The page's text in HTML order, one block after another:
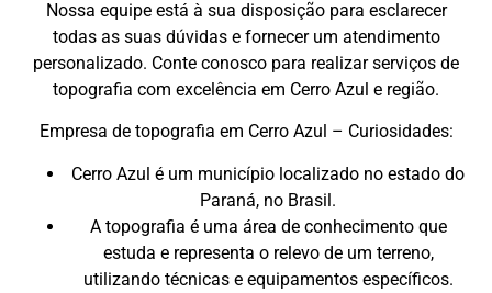
Nossa equipe está à sua disposição para esclarecer
todas as suas dúvidas e fornecer um atendimento
personalizado. Conte conosco para realizar serviços de
topografia com excelência em Cerro Azul e região.
Empresa de topografia em Cerro Azul – Curiosidades:
Cerro Azul é um município localizado no estado do
Paraná, no Brasil.
A topografia é uma área de conhecimento que
estuda e representa o relevo de um terreno,
utilizando técnicas e equipamentos específicos.